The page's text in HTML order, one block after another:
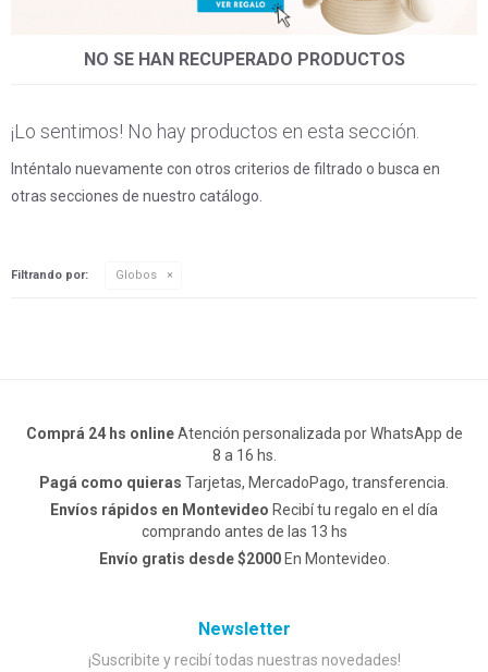
NO SE HAN RECUPERADO PRODUCTOS
¡Lo sentimos! No hay productos en esta sección.
Inténtalo nuevamente con otros criterios de filtrado o busca en
otras secciones de nuestro catálogo.
Filtrando por: Globos
Comprá 24 hs onlineAtención personalizada por WhatsApp de
8 a 16 hs.
Pagá como quieras Tarjetas, MercadoPago, transferencia.
Envíos rápidos en Montevideo Recibí tu regalo en el día
comprando antes de las 13 hs
Envío gratis desde $2000En Montevideo.
Newsletter
¡Suscribite y recibí todas nuestras novedades!